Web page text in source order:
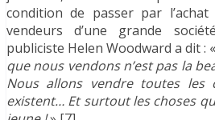
condition de passer par
vendeurs d’une grande
publiciste Helen Woodward a dit : «
que nous vendons n’est pas la
Nous allons vendre toutes les
existent… Et surtout les choses